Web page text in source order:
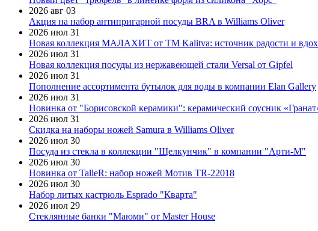
2026 авг 03
Акция на набор антипригарной посуды BRA в Williams Oliver
2026 июл 31
Новая коллекция МАЛАХИТ от ТМ Kalitva: источник радости и
2026 июл 31
Новая коллекция посуды из нержавеющей стали Versal от Gipfel
2026 июл 31
Пополнение ассортимента бутылок для воды в компании Elan Gallery
2026 июл 31
Новинка от "Борисовской керамики": керамический соусник
2026 июл 31
Скидка на наборы ножей Samura в Williams Oliver
2026 июл 30
Посуда из стекла в коллекции "Щелкунчик" в компании "Арти-М"
2026 июл 30
Новинка от TalleR: набор ножей Мотив TR-22018
2026 июл 30
Набор литых кастрюль Esprado "Кварта"
2026 июл 29
Стеклянные банки "Маюми" от Master House